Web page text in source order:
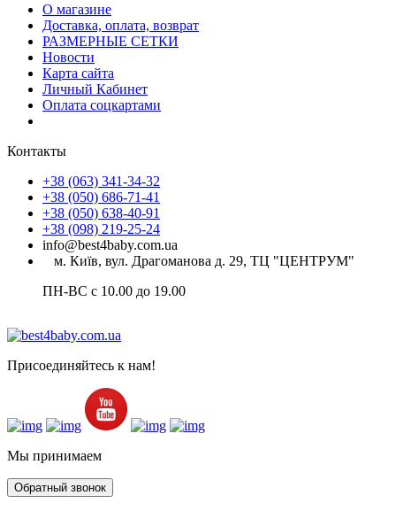
О магазине
Доставка, оплата, возврат
РАЗМЕРНЫЕ СЕТКИ
Новости
Карта сайта
Личный Кабинет
Оплата соцкартами
Контакты
+38 (063) 341-34-32
+38 (050) 686-71-41
+38 (050) 638-40-91
+38 (098) 219-25-24
info@best4baby.com.ua
м. Київ, вул. Драгоманова д. 29, ТЦ "ЦЕНТРУМ"
ПН-ВС с 10.00 до 19.00
Присоединяйтесь к нам!
Мы принимаем
Обратный звонок